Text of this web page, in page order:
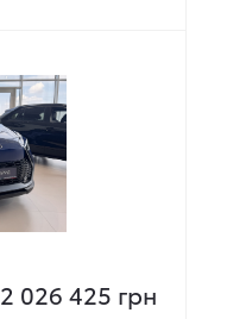
2 026 425 грн